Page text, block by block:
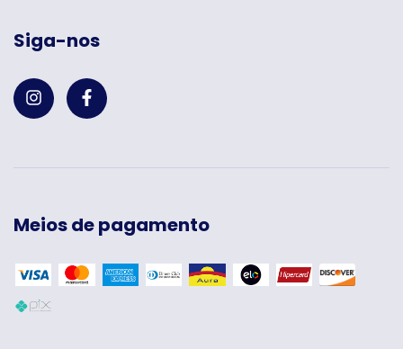
Siga-nos
Meios de pagamento